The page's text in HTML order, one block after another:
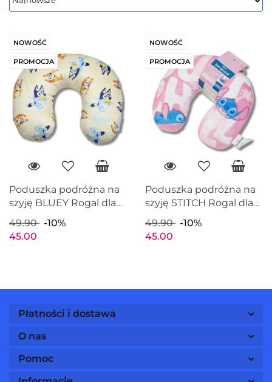
NOWOŚĆ
PROMOCJA
Poduszka podróżna na
szyję BLUEY Rogal dla
49.90
-10%
45.00
NOWOŚĆ
PROMOCJA
Poduszka podróżna na
szyję STITCH Rogal dla
49.90
-10%
45.00
Płatności i dostawa
O nas
Pomoc